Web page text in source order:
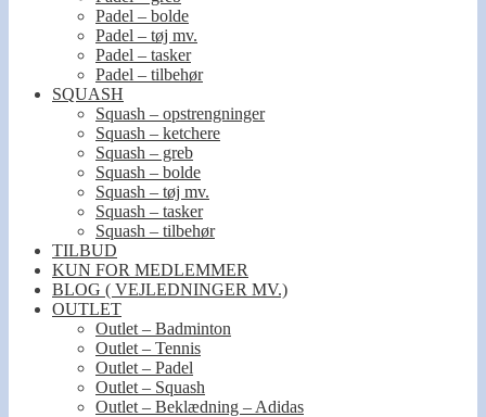
Padel – bolde
Padel – tøj mv.
Padel – tasker
Padel – tilbehør
SQUASH
Squash – opstrengninger
Squash – ketchere
Squash – greb
Squash – bolde
Squash – tøj mv.
Squash – tasker
Squash – tilbehør
TILBUD
KUN FOR MEDLEMMER
BLOG ( VEJLEDNINGER MV.)
OUTLET
Outlet – Badminton
Outlet – Tennis
Outlet – Padel
Outlet – Squash
Outlet – Beklædning – Adidas